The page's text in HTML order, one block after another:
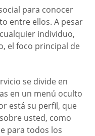
para conocer
entre ellos. A pesar
individuo,
el foco principal de
se divide en
en un menú oculto
está su perfil, que
usted, como
para todos los